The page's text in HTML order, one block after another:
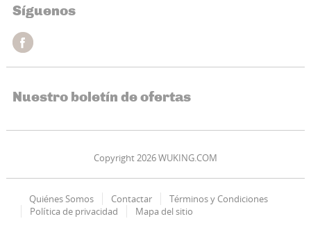
Síguenos
Nuestro boletín de ofertas
Copyright 2026 WUKING.COM
Quiénes Somos Contactar
Términos y Condiciones
Política de privacidad
Mapa del sitio